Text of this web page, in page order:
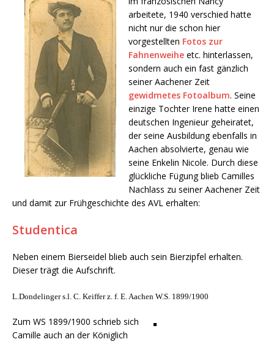
arbeitete, 1940 verschied hatte
nicht nur die schon hier
vorgestellten Fotos zur
Fahnenweihe etc. hinterlassen,
sondern auch ein fast gänzlich
seiner Aachener Zeit
gewidmetes Fotoalbum. Seine
einzige Tochter Irene hatte einen
deutschen Ingenieur geheiratet,
der seine Ausbildung ebenfalls in
Aachen absolvierte, genau wie
seine Enkelin Nicole. Durch diese
glückliche Fügung blieb Camilles
Nachlass zu seiner Aachener Zeit
und damit zur Frühgeschichte des AVL erhalten:
Studentica
Neben einem Bierseidel blieb auch sein Bierzipfel erhalten.
Dieser trägt die Aufschrift.
L.Dondelinger s.l. C. Keiffer z. f. E. Aachen W.S. 1899/1900
Zum WS 1899/1900 schrieb sich
Camille auch an der Königlich